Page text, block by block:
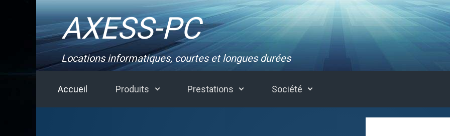
Skip to main contentAXESS-PC
Locations informatiques, courtes et longues durées
Accueil Produits Prestations Société